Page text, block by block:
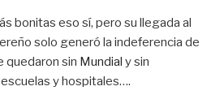
bonitas eso sí, pero su llegada al
solo generó la indeferencia de
quedaron sin Mundialy sin
y hospitales….